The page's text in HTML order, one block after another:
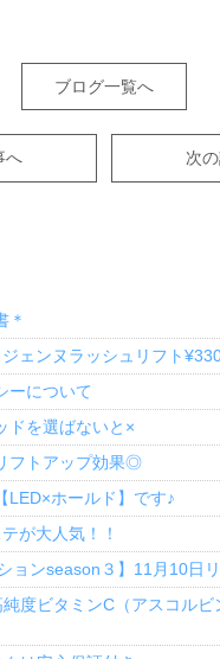
ブログ一覧へ
へ 次
＊
ジェンヌラッシュリフト
ーについて
ドを選ばないと×
フトアップ効果◎
LED×ホールド】です♪
が大人気！！
ョンseason３】11月10日
純度ビタミンC（アスコル